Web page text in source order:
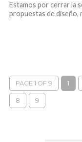
Estamos por cerrar la
propuestas de diseño,
PAGE 1 OF 9 1
8 9